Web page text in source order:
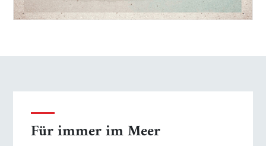
Für immer im Meer